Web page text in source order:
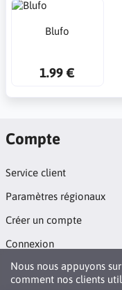
Blufo
1.99 €
Nous nous appuyons
comment nos clients
Compte
Service client
Paramètres régionaux
Créer un compte
Connexion